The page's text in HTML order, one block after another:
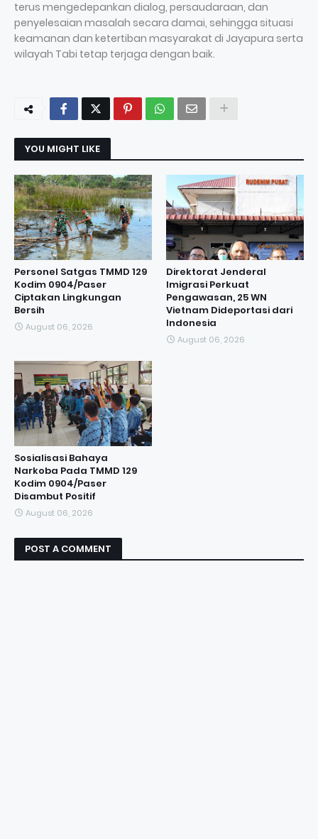
terus mengedepankan dialog, persaudaraan, dan
penyelesaian masalah secara damai, sehingga situasi
keamanan dan ketertiban masyarakat di Jayapura serta
wilayah Tabi tetap terjaga dengan baik.
YOU MIGHT LIKE
Personel Satgas TMMD 129
Kodim 0904/Paser
Ciptakan Lingkungan
Bersih
August 06, 2026
Direktorat Jenderal
Imigrasi Perkuat
Pengawasan, 25 WN
Vietnam Dideportasi dari
Indonesia
August 06, 2026
Sosialisasi Bahaya
Narkoba Pada TMMD 129
Kodim 0904/Paser
Disambut Positif
August 06, 2026
POST A COMMENT